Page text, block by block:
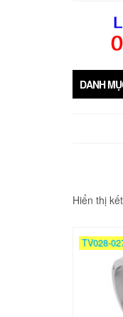
DANH
Hiển thị
TV028-